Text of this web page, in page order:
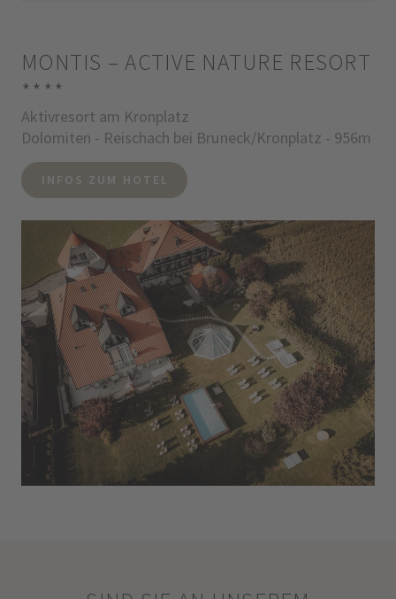
MONTIS – ACTIVE NATURE RESORT
****
Aktivresort am Kronplatz
Dolomiten - Reischach bei Bruneck/Kronplatz - 956m
INFOS ZUM HOTEL